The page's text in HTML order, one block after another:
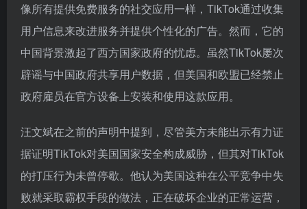
像所有提供免费服务的社交应用一样，TikTok通过收集
用户信息来改进服务并提供个性化的广告。然而，它的
中国背景激起了西方国家政府的忧虑。虽然TikTok屡次
辟谣与中国政府共享用户数据，但美国和欧盟已经禁止
政府雇员在官方设备上安装和使用这款应用。
汪文斌在之前的声明中提到，尽管美方未能出示有力证
据证明TikTok对美国国家安全构成威胁，但其对TikTok
的打压行为未曾停歇。他认为美国这种在公平竞争中失
败就采取霸权手段的做法，正在破坏企业的正常运营，